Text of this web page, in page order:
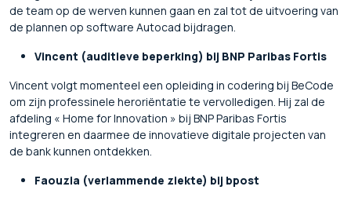
de team op de werven kunnen gaan en zal tot de uitvoering van
de plannen op software Autocad bijdragen.
Vincent (auditieve beperking) bij BNP Paribas Fortis
Vincent volgt momenteel een opleiding in codering bij BeCode
om zijn professinele heroriëntatie te vervolledigen. Hij zal de
afdeling « Home for Innovation » bij BNP Paribas Fortis
integreren en daarmee de innovatieve digitale projecten van
de bank kunnen ontdekken.
Faouzia (verlammende ziekte) bij bpost